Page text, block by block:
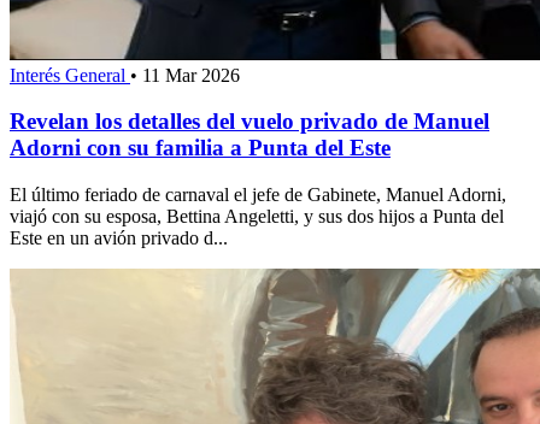
Interés General • 11 Mar 2026
Revelan los detalles del vuelo privado de Manuel
Adorni con su familia a Punta del Este
El último feriado de carnaval el jefe de Gabinete, Manuel Adorni,
viajó con su esposa, Bettina Angeletti, y sus dos hijos a Punta del
Este en un avión privado d...